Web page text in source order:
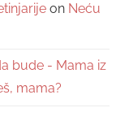
on Neću
bude - Mama iz
mama?